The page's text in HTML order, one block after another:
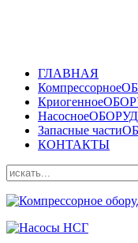
ГЛАВНАЯ
Компрессорное
Криогенное
Насосное
Запасные части
КОНТАКТЫ